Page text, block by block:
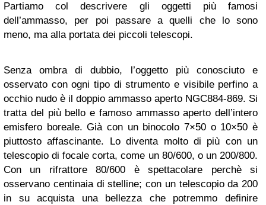
Partiamo col descrivere gli oggetti più famosi
dell’ammasso, per poi passare a quelli che lo sono
meno, ma alla portata dei piccoli telescopi.
Senza ombra di dubbio, l’oggetto più conosciuto e
osservato con ogni tipo di strumento e visibile perfino a
occhio nudo è il doppio ammasso aperto NGC884-869. Si
tratta del più bello e famoso ammasso aperto dell’intero
emisfero boreale. Già con un binocolo 7×50 o 10×50 è
piuttosto affascinante. Lo diventa molto di più con un
telescopio di focale corta, come un 80/600, o un 200/800.
Con un rifrattore 80/600 è spettacolare perchè si
osservano centinaia di stelline; con un telescopio da 200
in su acquista una bellezza che potremmo definire